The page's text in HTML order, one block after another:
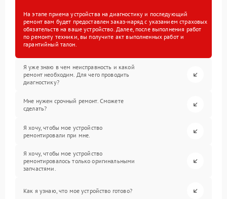
На этапе приема устройства на диагностику и последующий
ремонт вам будет предоставлен заказ-наряд с указанием страховых
обязательств на ваше устройство. Далее, после выполнения работ
по ремонту техники, вы получите акт выполненных работ и
гарантийный талон.
Я уже знаю в чем неисправность и какой
ремонт необходим. Для чего проводить
диагностику?
Мне нужен срочный ремонт. Сможете
сделать?
Я хочу, чтобы мое устройство
ремонтировали при мне.
Я хочу, чтобы мое устройство
ремонтировалось только оригинальными
запчастями.
Как я узнаю, что мое устройство готово?